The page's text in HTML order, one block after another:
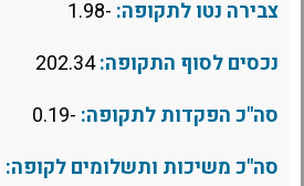
צבירה נטו לתקופה: -1.98
נכסים לסוף התקופה:202.34
סה"כ הפקדות לתקופה: -0.19
סה"כ משיכות ותשלומים לקופה: